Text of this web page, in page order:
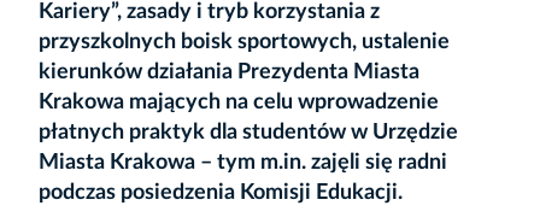
Kariery”, zasady i tryb korzystania z
przyszkolnych boisk sportowych, ustalenie
kierunków działania Prezydenta Miasta
Krakowa mających na celu wprowadzenie
płatnych praktyk dla studentów w Urzędzie
Miasta Krakowa – tym m.in. zajęli się radni
podczas posiedzenia Komisji Edukacji.